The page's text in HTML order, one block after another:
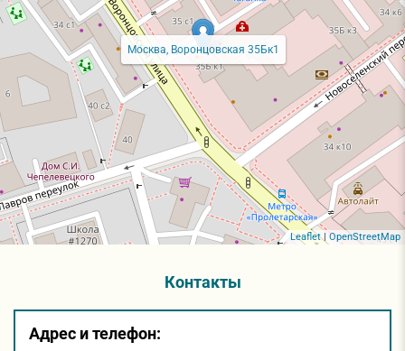
Москва, Воронцовская 35Бк1
Leaflet| OpenStreetMap
Контакты
Адрес и телефон: